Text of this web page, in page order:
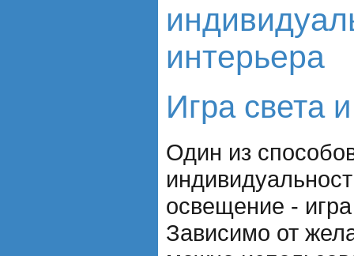
интерьера
Игра света
Один из
освещение -
Зависимо от